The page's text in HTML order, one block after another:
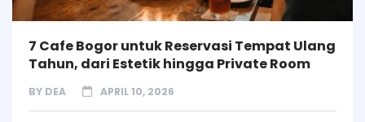
7 Cafe Bogor untuk Reservasi Tempat Ulang
Tahun, dari Estetik hingga Private Room
BY DEA APRIL 10, 2026